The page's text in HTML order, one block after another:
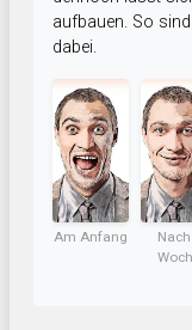
aufbauen. So
dabei.
Am Anfang
Nach